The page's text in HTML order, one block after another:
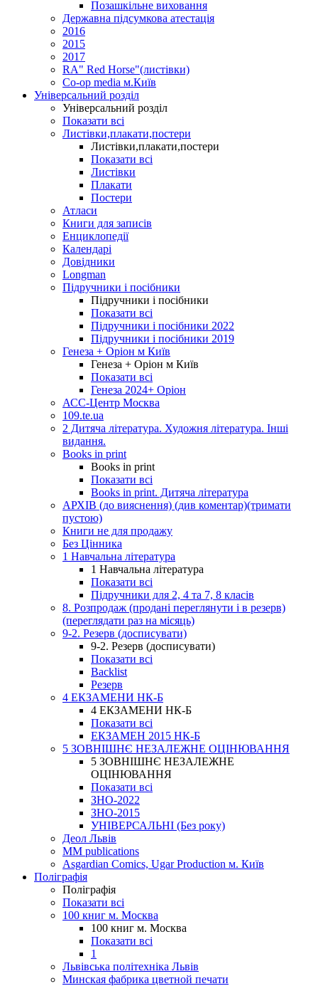
Позашкільне виховання
Державна підсумкова атестація
2016
2015
2017
RA" Red Horse"(листівки)
Co-op media м.Київ
Універсальний розділ
Універсальний розділ
Показати всі
Листівки,плакати,постери
Листівки,плакати,постери
Показати всі
Листівки
Плакати
Постери
Атласи
Книги для записів
Енциклопедії
Календарі
Довідники
Longman
Підручники і посібники
Підручники і посібники
Показати всі
Підручники і посібники 2022
Підручники і посібники 2019
Генеза + Оріон м Київ
Генеза + Оріон м Київ
Показати всі
Генеза 2024+ Оріон
АСС-Центр Москва
109.te.ua
2 Дитяча література. Художня література. Інші
видання.
Books in print
Books in print
Показати всі
Books in print. Дитяча література
АРХІВ (до вияснення) (див коментар)(тримати
пустою)
Книги не для продажу
Без Цінника
1 Навчальна література
1 Навчальна література
Показати всі
Підручники для 2, 4 та 7, 8 класів
8. Розпродаж (продані переглянути і в резерв)
(переглядати раз на місяць)
9-2. Резерв (досписувати)
9-2. Резерв (досписувати)
Показати всі
Backlist
Резерв
4 ЕКЗАМЕНИ НК-Б
4 ЕКЗАМЕНИ НК-Б
Показати всі
ЕКЗАМЕН 2015 НК-Б
5 ЗОВНІШНЄ НЕЗАЛЕЖНЕ ОЦІНЮВАННЯ
5 ЗОВНІШНЄ НЕЗАЛЕЖНЕ
ОЦІНЮВАННЯ
Показати всі
ЗНО-2022
ЗНО-2015
УНІВЕРСАЛЬНІ (Без року)
Деол Львів
MM publications
Asgardian Comics, Ugar Production м. Київ
Поліграфія
Поліграфія
Показати всі
100 книг м. Москва
100 книг м. Москва
Показати всі
1
Львівська політехніка Львів
Минская фабрика цветной печати